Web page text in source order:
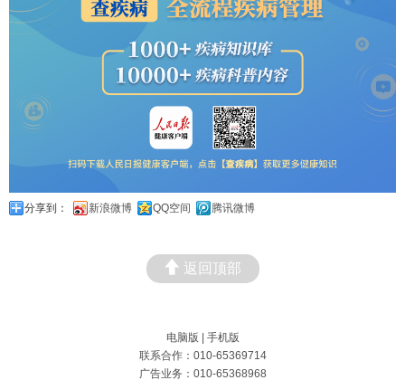
分享到： 新浪微博 QQ空间 腾讯微博
返回顶部
电脑版
手机版
联系合作：010-65369714
广告业务：010-65368968